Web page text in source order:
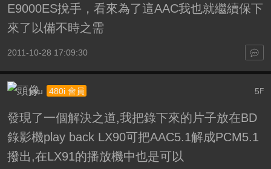
E9000ES挩手，看來為了這AAC我也就繼續保下
來了以備不時之需
2011-10-28 17:09:30
5F
jryu 480i 會員
發現了一個解決之道,我把錄下來的片子放在BD
錄影機play back LX90可把AAC5.1解成PCM5.1
撥出,在LX91的播放機中也是可以